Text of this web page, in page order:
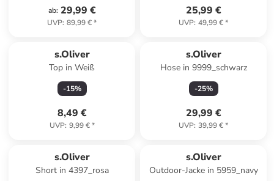
ab: 29,99 €
UVP: 89,99 €*
25,99 €
UVP: 49,99 €*
s.Oliver
Top in Weiß
-15%
8,49 €
UVP: 9,99 €*
s.Oliver
Hose in 9999_schwarz
-25%
29,99 €
UVP: 39,99 €*
s.Oliver
Short in 4397_rosa
s.Oliver
Outdoor-Jacke in 5959_navy